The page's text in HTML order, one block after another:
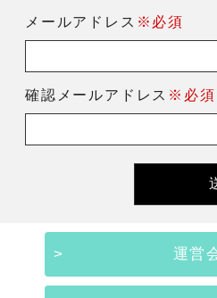
メールアドレス ※必須
確認メールアドレス ※必須
運営